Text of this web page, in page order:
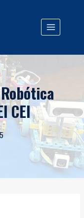
CEI